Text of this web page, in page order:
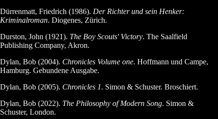
Dürrenmatt, Friedrich (1986). Der Richter und sein Henker:
Kriminalroman. Diogenes, Zürich.
Durston, John (1921). The Boy Scouts' Victory. The Saalfield
Publishing Company, Akron.
Dylan, Bob (2004). Chronicles Volume one. Hoffmann und Campe,
Hamburg. Gebundene Ausgabe.
Dylan, Bob (2005). Chronicles 1. Simon & Schuster. Broschiert.
Dylan, Bob (2022). The Philosophy of Modern Song. Simon &
Schuster, London.